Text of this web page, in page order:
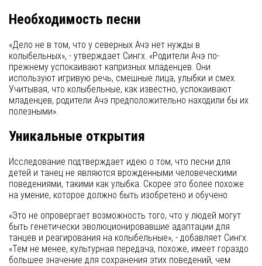
Необходимость песни
«Дело не в том, что у северных Ачэ нет нужды в
колыбельных», - утверждает Сингх. «Родители Ачэ по-
прежнему успокаивают капризных младенцев. Они
используют игривую речь, смешные лица, улыбки и смех.
Учитывая, что колыбельные, как известно, успокаивают
младенцев, родители Ачэ предположительно находили бы их
полезными».
Уникальные открытия
Исследование подтверждает идею о том, что песни для
детей и танец не являются врожденными человеческими
поведениями, такими как улыбка. Скорее это более похоже
на умение, которое должно быть изобретено и обучено.
«Это не опровергает возможность того, что у людей могут
быть генетически эволюционировавшие адаптации для
танцев и реагирования на колыбельные», - добавляет Сингх.
«Тем не менее, культурная передача, похоже, имеет гораздо
большее значение для сохранения этих поведений, чем